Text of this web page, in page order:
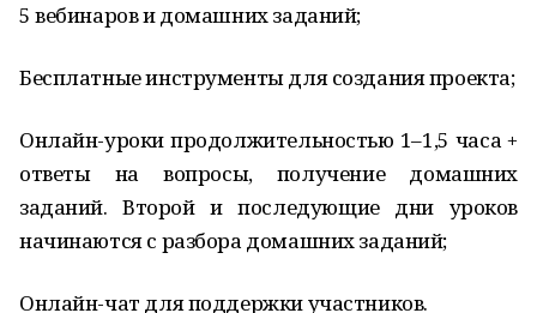
5 вебинаров и домашних заданий;
Бесплатные инструменты для создания проекта;
Онлайн-уроки продолжительностью 1–1,5 часа +
ответы на вопросы, получение домашних
заданий. Второй и последующие дни уроков
начинаются с разбора домашних заданий;
Онлайн-чат для поддержки участников.